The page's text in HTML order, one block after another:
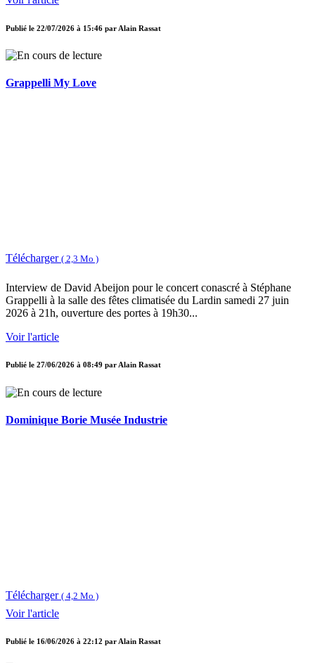
Publié le 22/07/2026 à 15:46 par Alain Rassat
Grappelli My Love
Télécharger ( 2,3 Mo )
Interview de David Abeijon pour le concert conascré à Stéphane
Grappelli à la salle des fêtes climatisée du Lardin samedi 27 juin
2026 à 21h, ouverture des portes à 19h30...
Voir l'article
Publié le 27/06/2026 à 08:49 parAlain Rassat
Dominique Borie Musée Industrie
Télécharger ( 4,2 Mo )
Voir l'article
Publié le 16/06/2026 à 22:12 par Alain Rassat